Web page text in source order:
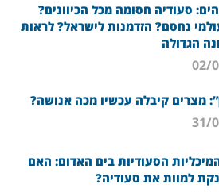
סעודיה חסומה מכל הכיוונים?
נחסם? הזדמנות לישראל? לראות
הגדולה
מצרים קיבלה עכשיו מכה אנושה?
הסעודיות בים האדום: האם
למוות את סעודיה?